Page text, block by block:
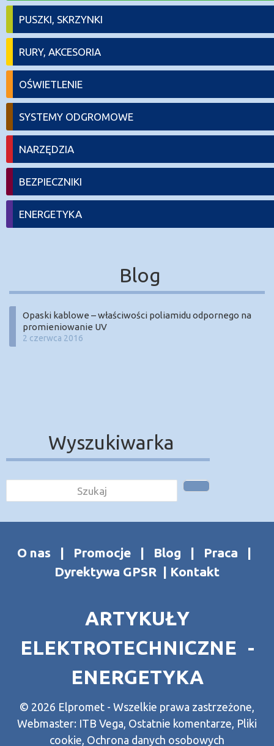
PUSZKI, SKRZYNKI
RURY, AKCESORIA
OŚWIETLENIE
SYSTEMY ODGROMOWE
NARZĘDZIA
BEZPIECZNIKI
ENERGETYKA
Blog
Opaski kablowe – właściwości poliamidu odpornego na
promieniowanie UV
2 czerwca 2016
Wyszukiwarka
O nas| Promocje| Blog | Praca |
Dyrektywa GPSR | Kontakt
ARTYKUŁY
ELEKTROTECHNICZNE -
ENERGETYKA
© 2026 Elpromet - Wszelkie prawa zastrzeżone,
Webmaster: ITB Vega, Ostatnie komentarze, Pliki
cookie, Ochrona danych osobowych